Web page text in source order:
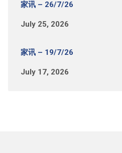
家讯 – 26/7/26
July 25, 2026
家讯 – 19/7/26
July 17, 2026